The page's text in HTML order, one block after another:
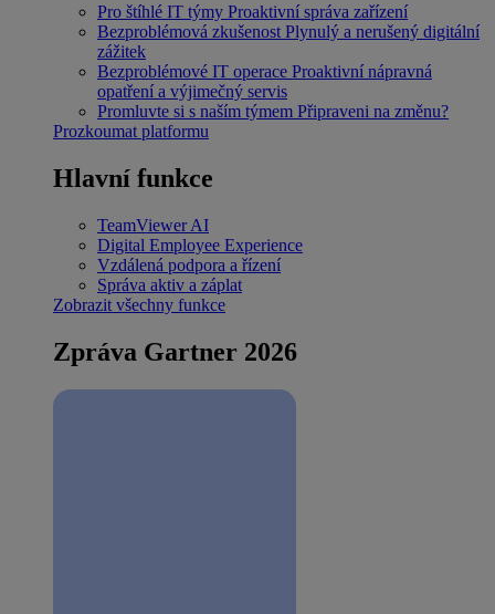
Pro štíhlé IT týmy Proaktivní správa zařízení
Bezproblémová zkušenost Plynulý a nerušený digitální
zážitek
Bezproblémové IT operace Proaktivní nápravná
opatření a výjimečný servis
Promluvte si s naším týmem Připraveni na změnu?
Prozkoumat platformu
Hlavní funkce
TeamViewer AI
Digital Employee Experience
Vzdálená podpora a řízení
Správa aktiv a záplat
Zobrazit všechny funkce
Zpráva Gartner 2026